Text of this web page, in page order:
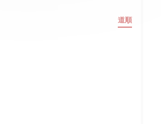
ンドウで開きます)) 道順